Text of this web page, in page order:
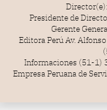
Presidente de
Gerente
Editora Perú Av.
Informaciones (51-1)
Empresa Peruana de